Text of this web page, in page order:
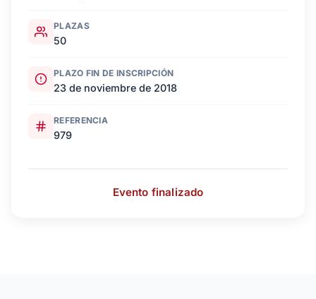
PLAZAS
50
PLAZO FIN DE INSCRIPCIÓN
23 de noviembre de 2018
REFERENCIA
979
Evento finalizado